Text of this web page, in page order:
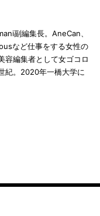
副編集長。AneCan、
など仕事をする女性の
容編集者として女ゴコロ
紀。2020年一橋大学に